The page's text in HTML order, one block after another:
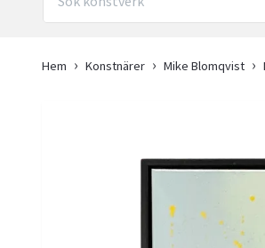
Hem Konstnärer Mike Blomqvist